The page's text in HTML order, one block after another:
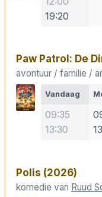
19:20
Paw Patrol: De
avontuur / familie /
Vandaag
09:35
13:30
Polis (2026)
komedie van Ruud